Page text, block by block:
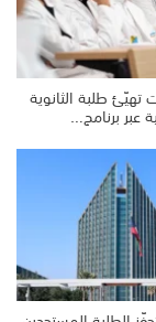
تهيّئ طلبة الثانوية
عبر برنامج…